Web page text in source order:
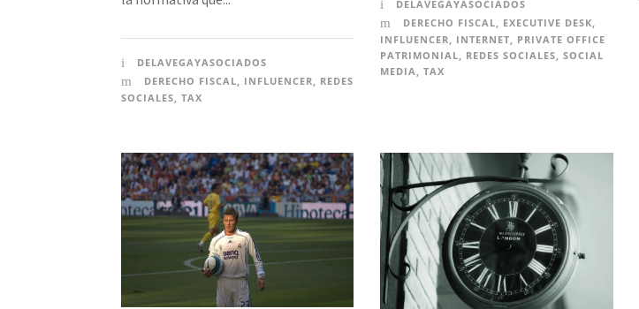
DELAVEGAYASOCIADOS
DERECHO FISCAL, INFLUENCER, REDES
SOCIALES, TAX
DELAVEGAYASOCIADOS
DERECHO FISCAL, EXECUTIVE DESK,
INFLUENCER, INTERNET, PRIVATE OFFICE
PATRIMONIAL, REDES SOCIALES, SOCIAL
MEDIA, TAX